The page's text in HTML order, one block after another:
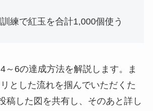
練で紅玉を合計1,000個使う
～6の達成方法を解説します。ま
とした流れを掴んでいただくた
稿した図を共有し、そのあと詳し